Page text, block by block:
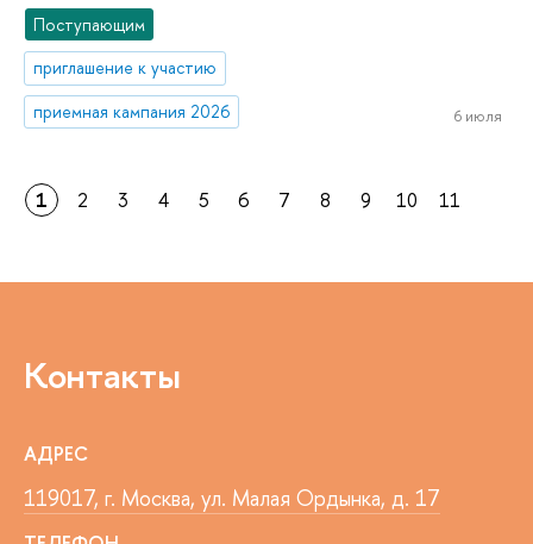
Поступающим
приглашение к участию
приемная кампания 2026
6 июля
1 2 3 4 5 6 7 8 9 10 11
Контакты
АДРЕС
119017, г. Москва, ул. Малая Ордынка, д. 17